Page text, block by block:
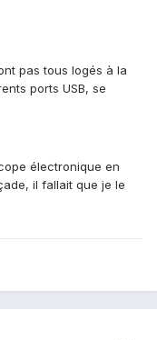
pas tous logés à la
ports USB, se
électronique en
il fallait que je le